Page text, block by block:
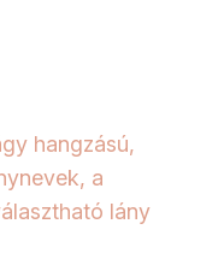
hangzású,
a
lány